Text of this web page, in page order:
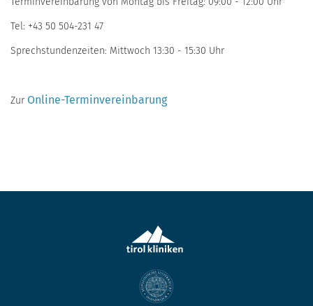
Tel: +43 50 504-231 47
Sprechstundenzeiten: Mittwoch 13:30 - 15:30 Uhr
​Zur Online-Terminvereinbarung